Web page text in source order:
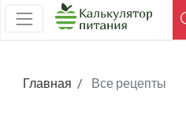
Главная Все рецепты